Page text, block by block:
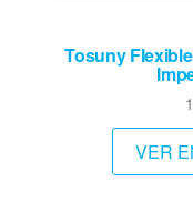
Tosuny
VER